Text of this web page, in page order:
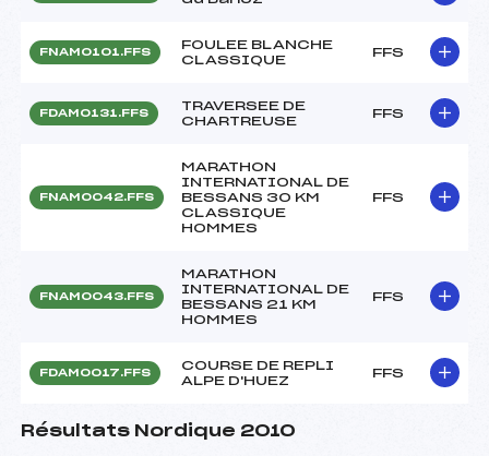
FNAM0101.FFS
FOULEE BLANCHE
CLASSIQUE
FFS
FDAM0131.FFS
TRAVERSEE DE
CHARTREUSE
FFS
FNAM0042.FFS
MARATHON
INTERNATIONAL DE
BESSANS 30 KM
CLASSIQUE
HOMMES
FFS
FNAM0043.FFS
MARATHON
INTERNATIONAL DE
BESSANS 21 KM
HOMMES
FFS
FDAM0017.FFS
COURSE DE REPLI
ALPE D'HUEZ
FFS
Résultats Nordique 2010